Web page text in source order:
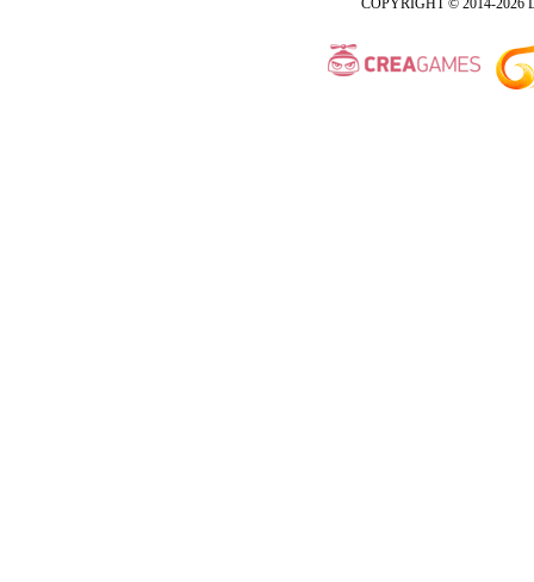
COPYRIGHT © 2014-2026